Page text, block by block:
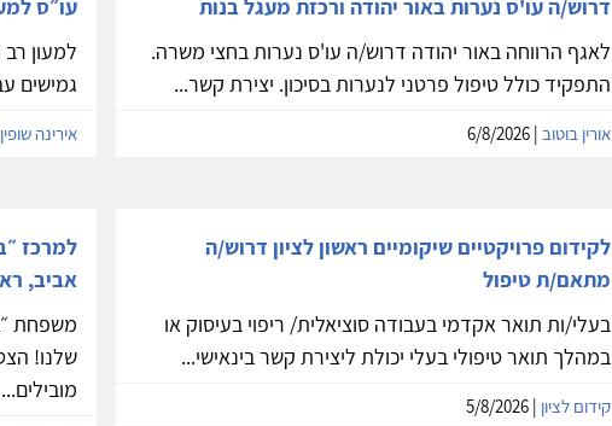
דרוש/ה עו'ס נערות באור יהודה ורכזת מעגל בנות
לאגף הרווחה באור יהודה דרוש/ה עו'ס נערות בחצי משרה.
התפקיד כולל טיפול פרטני לנערות בסיכון. יצירת קשר...
אורין בוטוב| 6/8/2026
עו״ס
למעון
גמישים
אירינה שופין
לקידום פרויקטיים שיקומיים ראשון לציון דרוש/ה
מתאם/ת טיפול
בעלי/ות תואר אקדמי בעבודה סוציאלית/ ריפוי בעיסוק או
במהלך תואר טיפולי בעלי יכולת ליצירת קשר בינאישי...
קידום לציון
אביב,
משפחת
שלנו!
מובילים...